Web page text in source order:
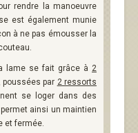
rendre la manoeuvre
est également munie
à ne pas émousser la
lame se fait grâce à 2
poussées par 2 ressorts
se loger dans des
ainsi un maintien
et fermée.